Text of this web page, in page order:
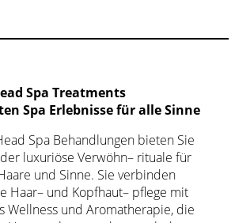
Spa Treatments
Spa Erlebnisse für alle Sinne
Spa Behandlungen bieten Sie
luxuriöse Verwöhn– rituale für
und Sinne. Sie verbinden
Haar– und Kopfhaut– pflege mit
Wellness und Aromatherapie, die